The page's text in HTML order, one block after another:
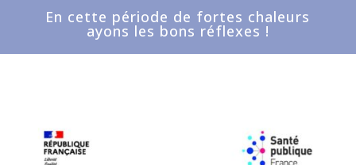
En cette période de fortes chaleurs
ayons les bons réflexes !